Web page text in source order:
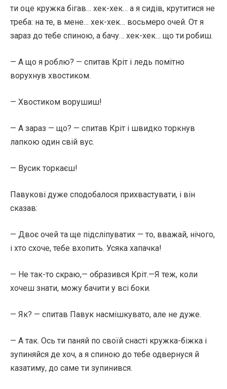
ти оце кружка бігав… хек-хек… а я сидів, крутитися не
треба: на те, в мене… хек-хек… восьмеро очей. От я
зараз до тебе спиною, а бачу… хек-хек… що ти робиш.
— А що я роблю? — спитав Кріт і ледь помітно
ворухнув хвостиком.
— Хвостиком ворушиш!
— А зараз — що? — спитав Кріт і швидко торкнув
лапкою один свій вус.
— Вусик торкаєш!
Павукові дуже сподобалося прихвастувати, і він
сказав:
— Двоє очей та ще підсліпуватих — то, вважай, нічого,
і хто схоче, тебе вхопить. Усяка хапачка!
— Не так-то скраю,— образився Кріт.—Я теж, коли
хочеш знати, можу бачити у всі боки.
— Як? — спитав Павук насмішкувато, але не дуже.
— А так. Ось ти паняй по своїй снасті кружка-біжка і
зупиняйся де хоч, а я спиною до тебе одвернуся й
казатиму, до саме ти зупинився.